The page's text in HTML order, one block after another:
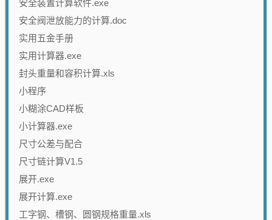
安全装置计算软件.exe
安全阀泄放能力的计算.doc
实用五金手册
实用计算器.exe
封头重量和容积计算.xls
小程序
小糊涂CAD样板
小计算器.exe
尺寸公差与配合
尺寸链计算V1.5
展开.exe
展开计算.exe
工字钢、槽钢、圆钢规格重量.xls